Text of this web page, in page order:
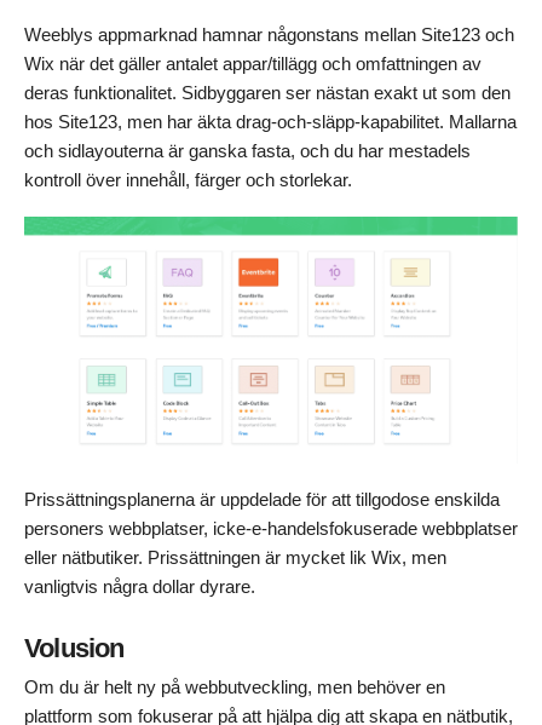
Weeblys appmarknad hamnar någonstans mellan Site123 och
Wix när det gäller antalet appar/tillägg och omfattningen av
deras funktionalitet. Sidbyggaren ser nästan exakt ut som den
hos Site123, men har äkta drag-och-släpp-kapabilitet. Mallarna
och sidlayouterna är ganska fasta, och du har mestadels
kontroll över innehåll, färger och storlekar.
Prissättningsplanerna är uppdelade för att tillgodose enskilda
personers webbplatser, icke-e-handelsfokuserade webbplatser
eller nätbutiker. Prissättningen är mycket lik Wix, men
vanligtvis några dollar dyrare.
Volusion
Om du är helt ny på webbutveckling, men behöver en
plattform som fokuserar på att hjälpa dig att skapa en nätbutik,